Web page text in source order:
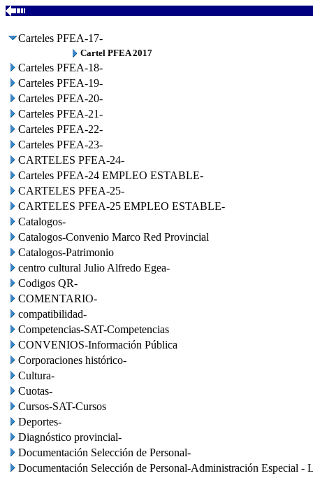
Carteles PFEA-17-
Cartel PFEA 2017
Carteles PFEA-18-
Carteles PFEA-19-
Carteles PFEA-20-
Carteles PFEA-21-
Carteles PFEA-22-
Carteles PFEA-23-
CARTELES PFEA-24-
Carteles PFEA-24 EMPLEO ESTABLE-
CARTELES PFEA-25-
CARTELES PFEA-25 EMPLEO ESTABLE-
Catalogos-
Catalogos-Convenio Marco Red Provincial
Catalogos-Patrimonio
centro cultural Julio Alfredo Egea-
Codigos QR-
COMENTARIO-
compatibilidad-
Competencias-SAT-Competencias
CONVENIOS-Información Pública
Corporaciones histórico-
Cultura-
Cuotas-
Cursos-SAT-Cursos
Deportes-
Diagnóstico provincial-
Documentación Selección de Personal-
Documentación Selección de Personal-Administración Especial -